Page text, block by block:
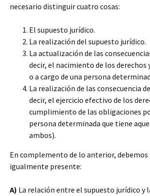
necesario distinguir cuatro cosas:
El supuesto jurídico.
La realización del supuesto jurídico.
La actualización de las
decir, el nacimiento de los derechos
o a cargo de una persona
La realización de las consecuencia
decir, el ejercicio efectivo de los
cumplimiento de las obligaciones
persona determinada que tiene
ambos).
En complemento de lo anterior,
igualmente presente:
A) La relación entre el supuesto jurídico y